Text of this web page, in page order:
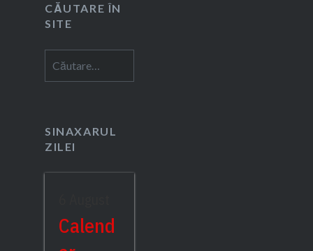
CĂUTARE ÎN
SITE
după:
SINAXARUL
ZILEI
Calend